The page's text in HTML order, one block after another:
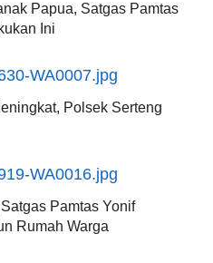
Papua, Satgas Pamtas
Ini
Polsek Serteng
Pamtas Yonif
Rumah Warga